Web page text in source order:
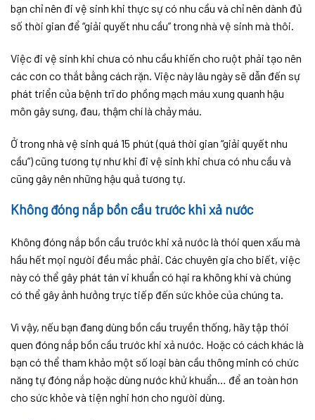
bạn chỉ nên đi vệ sinh khi thực sự có nhu cầu và chỉ nên dành đủ
số thời gian để “giải quyết nhu cầu” trong nhà vệ sinh mà thôi.
Việc đi vệ sinh khi chưa có nhu cầu khiến cho ruột phải tạo nên
các cơn co thắt bằng cách rặn. Việc này lâu ngày sẽ dẫn đến sự
phát triển của bệnh trĩ do phồng mạch máu xung quanh hậu
môn gây sưng, đau, thậm chí là chảy máu.
Ở trong nhà vệ sinh quá 15 phút (quá thời gian “giải quyết nhu
cầu”) cũng tương tự như khi đi vệ sinh khi chưa có nhu cầu và
cũng gây nên những hậu quả tương tự.
Không đóng nắp bồn cầu trước khi xả nước
Không đóng nắp bồn cầu trước khi xả nước là thói quen xấu mà
hầu hết mọi người đều mắc phải. Các chuyên gia cho biết, việc
này có thể gây phát tán vi khuẩn có hại ra không khí và chúng
có thể gây ảnh hưởng trực tiếp đến sức khỏe của chúng ta.
Vì vậy, nếu bạn đang dùng bồn cầu truyền thống, hãy tập thói
quen đóng nắp bồn cầu trước khi xả nước. Hoặc có cách khác là
bạn có thể tham khảo một số loại bàn cầu thông minh có chức
năng tự đóng nắp hoặc dùng nước khử khuẩn… để an toàn hơn
cho sức khỏe và tiện nghi hơn cho người dùng.